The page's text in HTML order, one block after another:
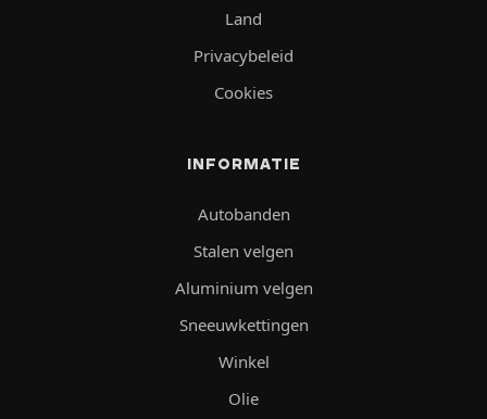
Land
Privacybeleid
Cookies
INFORMATIE
Autobanden
Stalen velgen
Aluminium velgen
Sneeuwkettingen
Winkel
Olie